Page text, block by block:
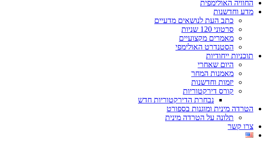
החוויה האולימפית
מדע וחדשנות
כתב העת לנושאים מדעיים
סרטוני 120 שניות
מאמרים מקצועיים
הסטנדרט האולימפי
תוכניות ייחודיות
היום שאחרי
מאמנות המחר
יזמות וחדשנות
קורס דירקטוריות
נבחרת הדירקטוריות חדש
הטרדה מינית ומוגנות בספורט
תלונה על הטרדה מינית
צרו קשר